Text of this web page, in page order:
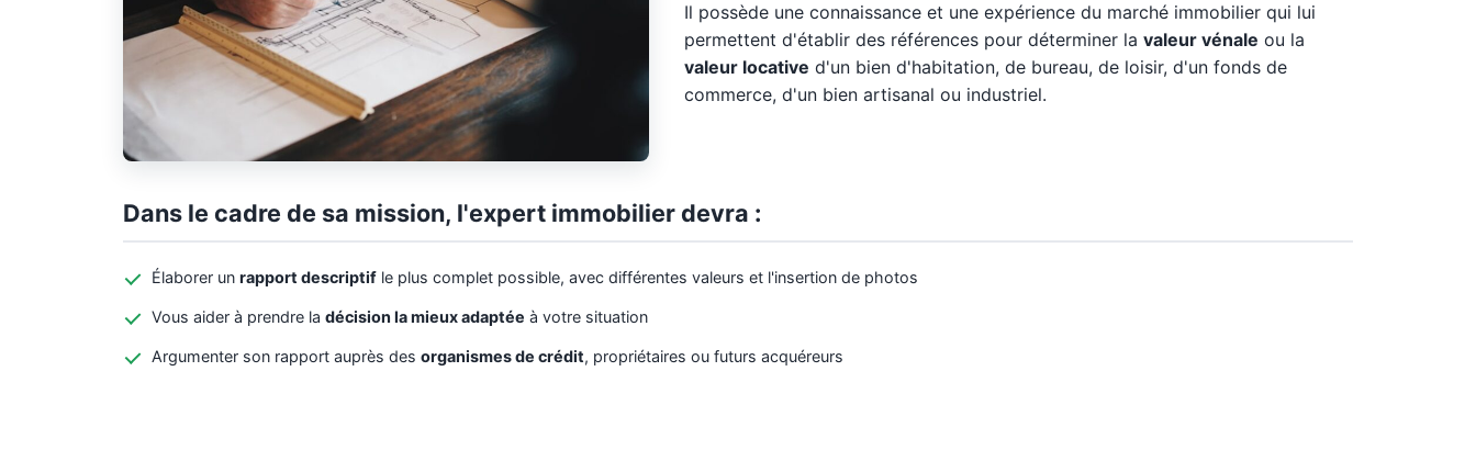
Il possède une connaissance et une expérience du marché immobilier qui lui
permettent d'établir des références pour déterminer la valeur vénale ou la
valeur locative d'un bien d'habitation, de bureau, de loisir, d'un fonds de
commerce, d'un bien artisanal ou industriel.
Dans le cadre de sa mission, l'expert immobilier devra :
Élaborer un rapport descriptif le plus complet possible, avec différentes valeurs et l'insertion de photos
Vous aider à prendre la décision la mieux adaptée à votre situation
Argumenter son rapport auprès des organismes de crédit, propriétaires ou futurs acquéreurs